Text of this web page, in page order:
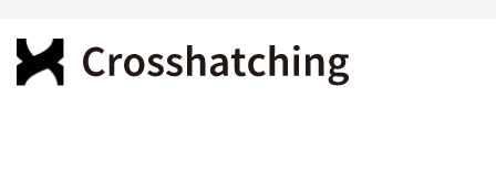
コ
ン